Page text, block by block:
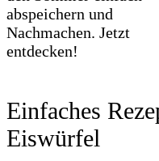
Einfaches
Eiswürfel